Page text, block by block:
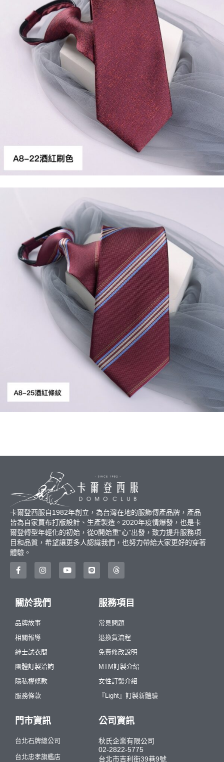
卡爾登西服自1982年創立，為台灣在地的服飾傳產品牌，產品
皆為自家買布打版設計、生產製造。2020年疫情爆發，也是卡
爾登轉型年輕化的初始，從0開始重”心”出發，致力提升服務項
目和品質，希望讓更多人認識我們，也努力帶給大家更好的穿著
體驗。
關於我們
品牌故事
相關報導
紳士試衣間
團體訂製洽詢
隱私權條款
服務條款
服務項目
常見問題
退換貨流程
免費修改說明
MTM訂製介紹
女性訂製介紹
『Light』訂製新體驗
門市資訊
台北石牌總公司
台北忠孝旗艦店
公司資訊
秋氏企業有限公司
02-2822-5775
台北市吉利街39巷9號